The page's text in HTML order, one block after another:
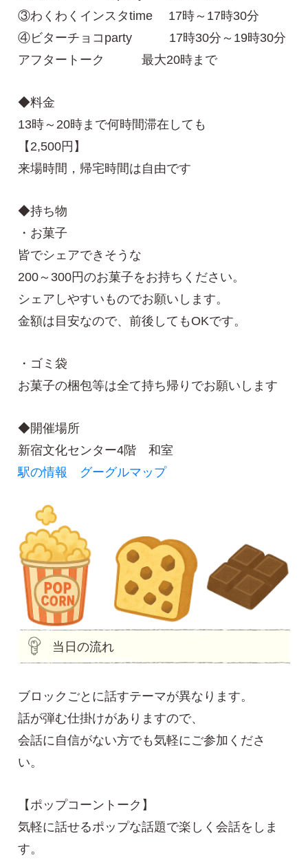
③わくわくインスタtime 17時～17時30分
④ビターチョコparty 17時30分～19時30分
アフタートーク 最大20時まで
◆料金
13時～20時まで何時間滞在しても
【2,500円】
来場時間，帰宅時間は自由です
◆持ち物
・お菓子
皆でシェアできそうな
200～300円のお菓子をお持ちください。
シェアしやすいものでお願いします。
金額は目安なので、前後してもOKです。
・ゴミ袋
お菓子の梱包等は全て持ち帰りでお願いします
◆開催場所
新宿文化センター4階 和室
駅の情報
グーグルマップ
当日の流れ
ブロックごとに話すテーマが異なります。
話が弾む仕掛けがありますので、
会話に自信がない方でも気軽にご参加くださ
い。
【ポップコーントーク】
気軽に話せるポップな話題で楽しく会話をしま
す。